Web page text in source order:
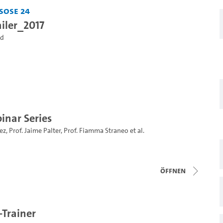
24
Series
, Prof. Jaime Palter, Prof. Fiamma Straneo et al.
Öffnen
Trainer